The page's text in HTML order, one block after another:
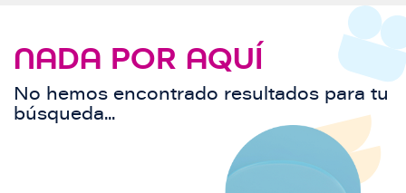
NADA POR AQUÍ
No hemos encontrado resultados para tu
búsqueda...